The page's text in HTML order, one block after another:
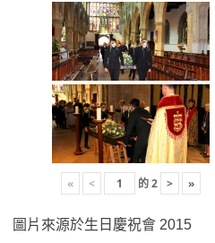
« < 的2 > »
圖片來源於生日慶祝會 2015